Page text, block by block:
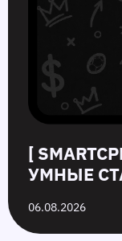
умные
ставки
повысить
кликабельность
разница
рекламы
2026
которых
избежать
[
УМНЫЕ
06.08.2026